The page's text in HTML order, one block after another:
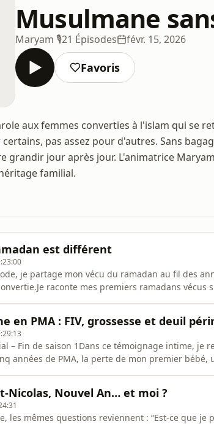
Musulmane
Maryam 🎙️21 Épisodes févr. 15, 2026
Favoris
aux femmes converties à l'islam qui se
pas assez pour d'autres. Sans
grandir jour après jour. L'animatrice
familial.
est différent
je partage mon vécu du ramadan au fil des
raconte mes premiers ramadans vécus
malgré l
en PMA : FIV, grossesse et deuil
– Fin de saison 1Dans ce témoignage intime, je
années de PMA, la perte de mon premier bébé,
Nicolas, Nouvel An… et moi ?
les mêmes questions reviennent : “Est-ce que je